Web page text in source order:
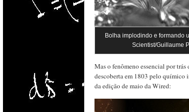
Bolha implodindo e formando
Scientist/Guillaume
Mas o fenômeno essencial por trás
descoberta em 1803 pelo
da edição de maio da Wired: